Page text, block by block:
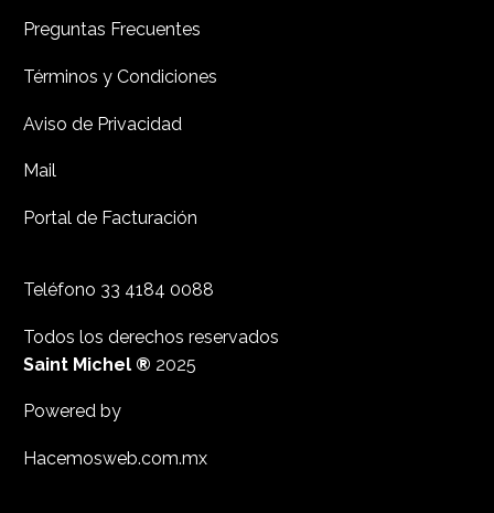
Preguntas Frecuentes
Términos y Condiciones
Aviso de Privacidad
Mail
Portal de Facturación
Teléfono 33 4184 0088
Todos los derechos reservados
Saint Michel ® 2025
Powered by
Hacemosweb.com.mx